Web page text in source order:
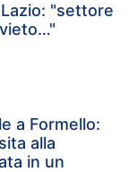
"settore
a Formello:
alla
in un